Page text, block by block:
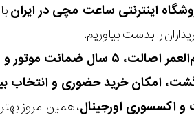
اینترنتی ساعت مچی در ایران
را بدست بیاوریم.
موتور و ۱۰ سال تعویض رایگان باتری
، همین امروز